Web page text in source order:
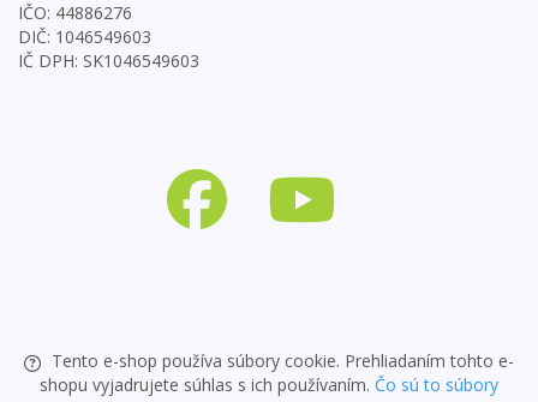
IČO: 44886276
DIČ: 1046549603
IČ DPH: SK1046549603
Tento e-shop používa súbory cookie. Prehliadaním tohto e-
shopu vyjadrujete súhlas s ich používaním. Čo sú to súbory